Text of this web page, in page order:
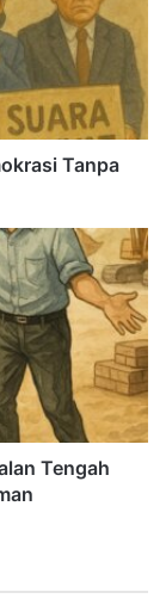
Tanpa
Tengah